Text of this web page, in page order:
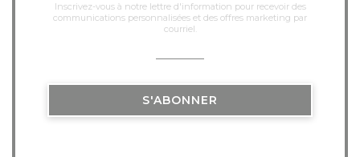
Inscrivez-vous à notre lettre d'information pour recevoir des
communications personnalisées et des offres marketing par
courriel.
S'ABONNER